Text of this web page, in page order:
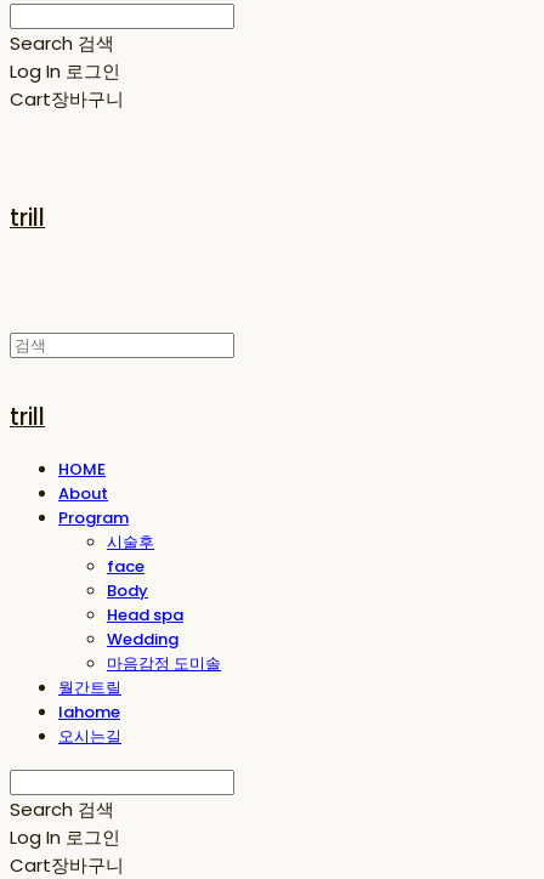
Search 검색
Log In 로그인
Cart장바구니
trill
trill
HOME
About
Program
시술후
face
Body
Head spa
Wedding
마음감정 도미솔
월간트릴
lahome
오시는길
Search 검색
Log In 로그인
Cart장바구니